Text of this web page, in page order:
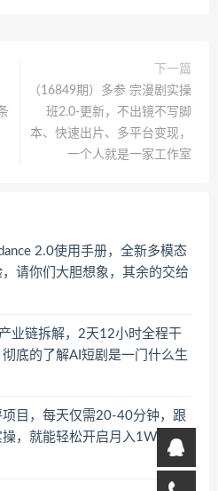
下一篇
（16849期）多参 宗漫剧实操
班2.0-更新，不出镜不写脚
本、快速出片、多平台变现，
一个人就是一家工作室
2.0使用手册，全新多模态
请你们大胆想象，其余的交给
业链拆解，2天12小时全程干
底的了解AI短剧是一门什么生
项目，每天仅需20-40分钟，跟
操，就能轻松开启月入1W+賺